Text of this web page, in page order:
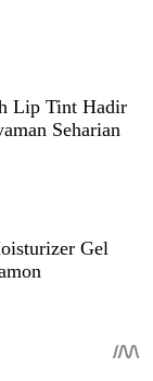
Lip Tint Hadir
Seharian
Gel